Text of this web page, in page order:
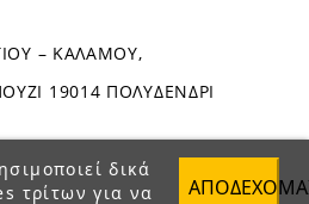
δικά
τρίτων για να
– ΚΑΛΑΜΟΥ,
19014 ΠΟΛΥΔΕΝΔΡΙ